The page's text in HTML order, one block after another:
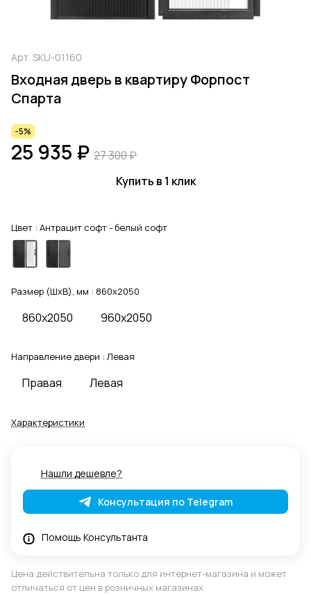
Арт. SKU-01160
Входная дверь в квартиру Форпост
Спарта
-5%
25 935 ₽ 27 300 ₽
Купить в 1 клик
Цвет : Антрацит софт - белый софт
Размер (ШхВ), мм : 860x2050
860x2050 960x2050
Направление двери : Левая
Правая Левая
Характеристики
Нашли дешевле?
Консультация по Telegram
Помощь Консультанта
Цена действительна только для интернет-магазина и может
отличаться от цен в розничных магазинах